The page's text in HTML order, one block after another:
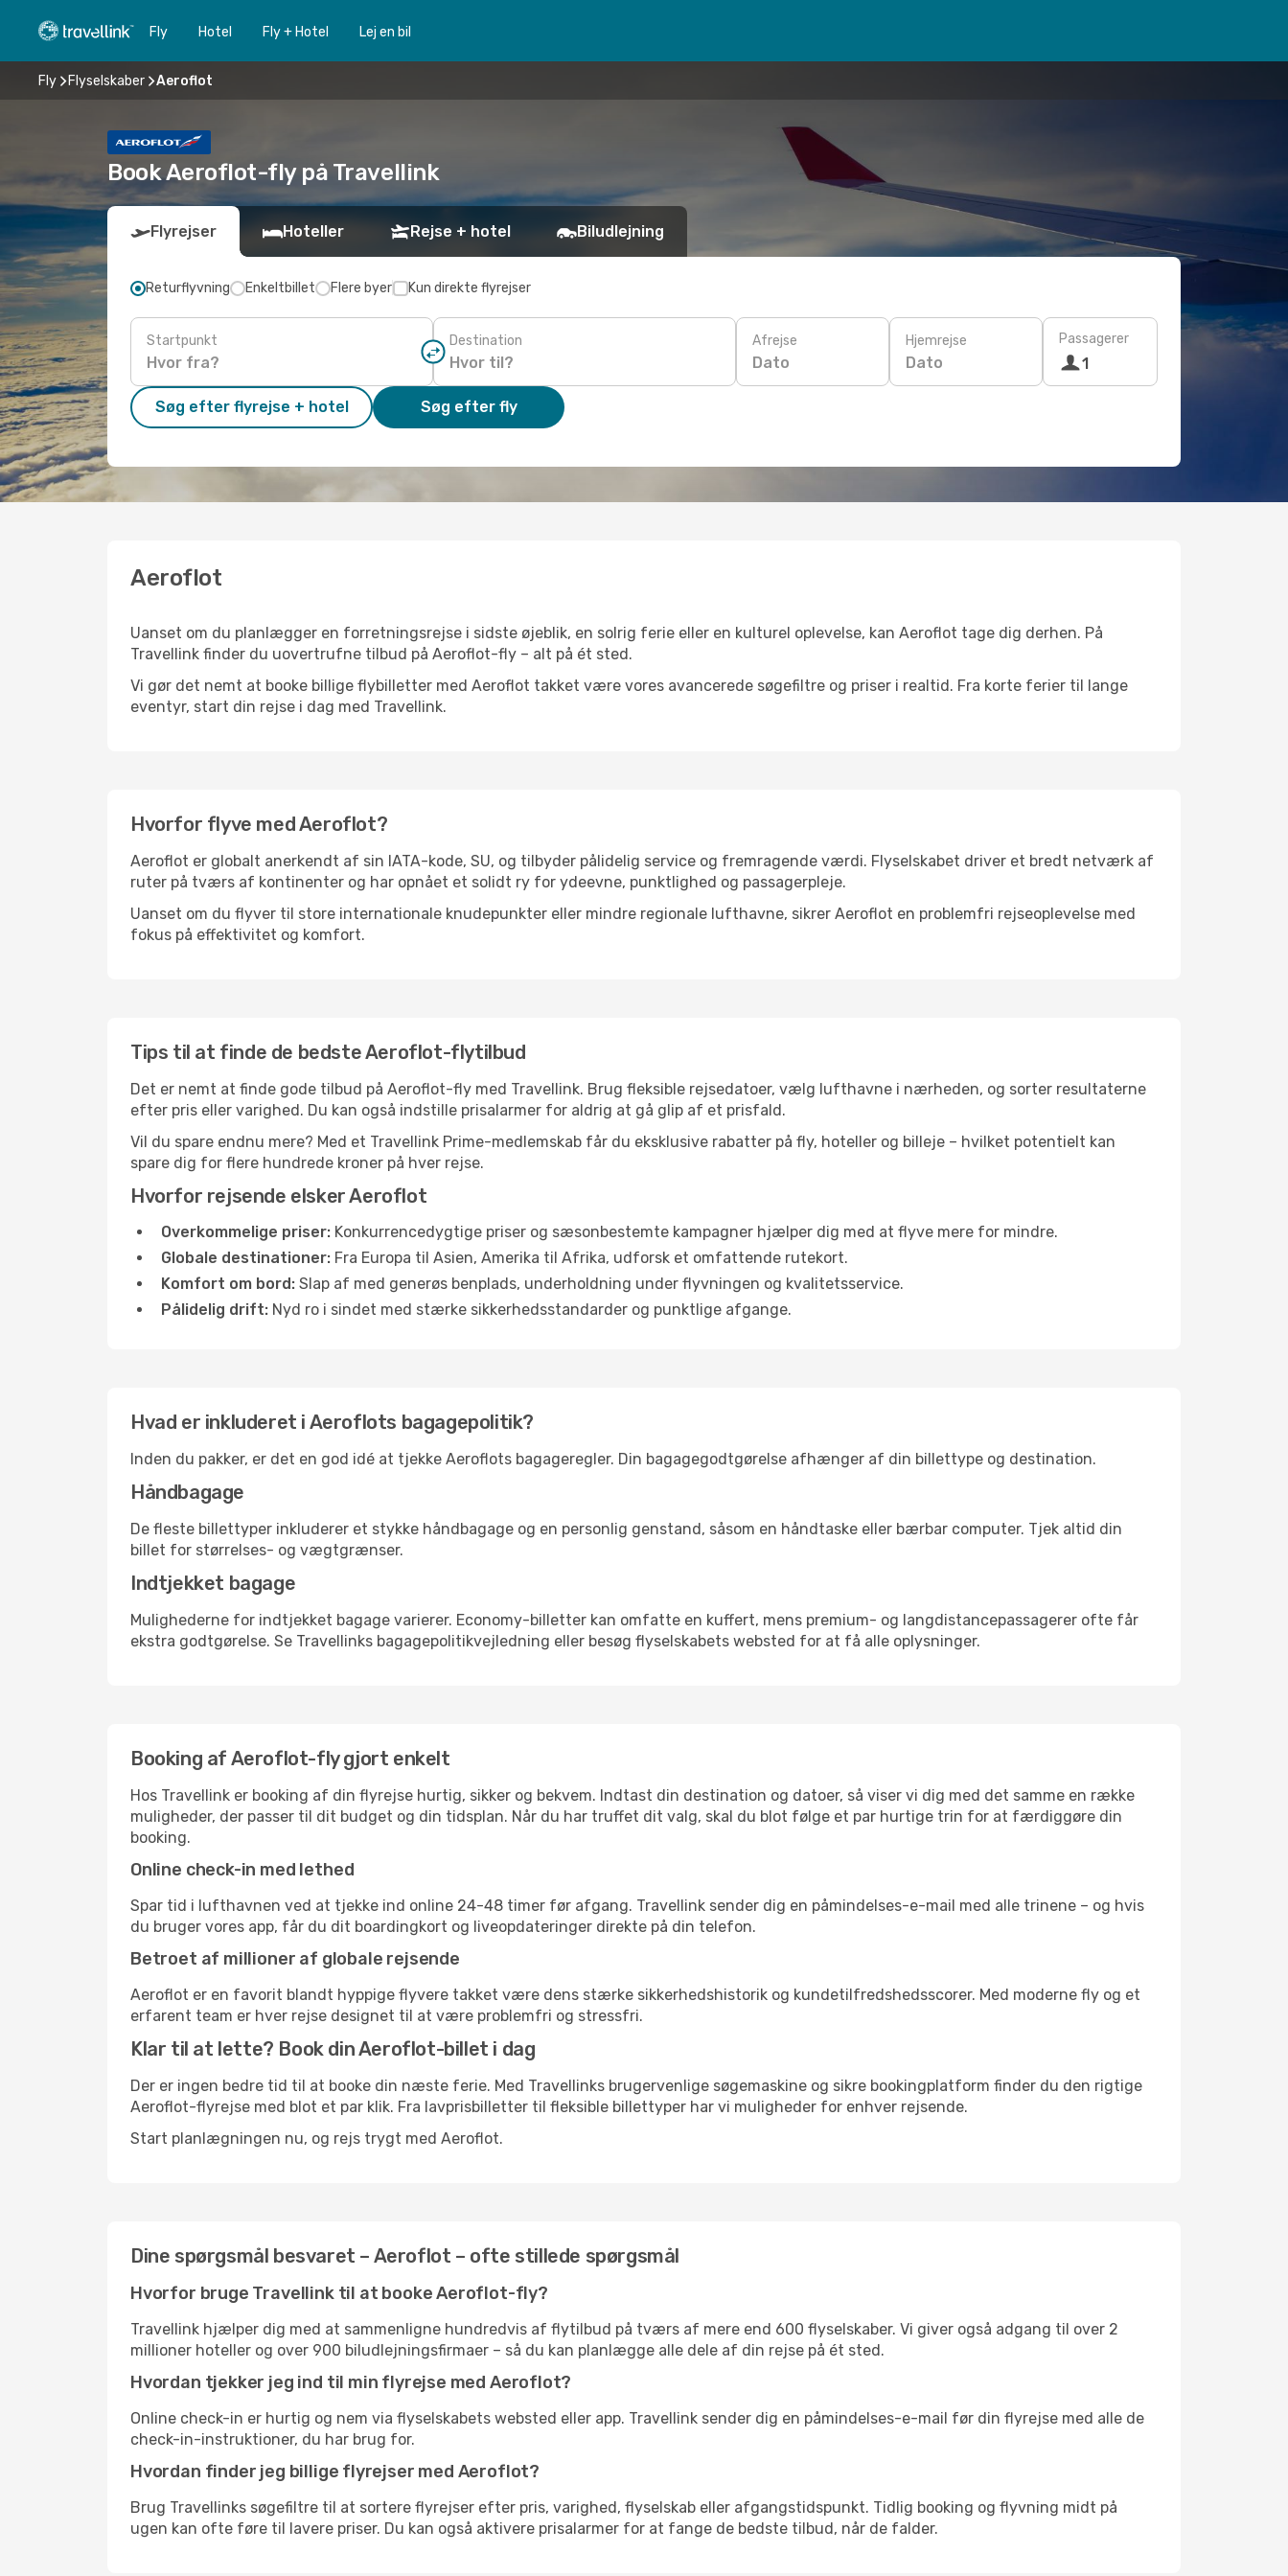
Fly Hotel Fly + Hotel Lej en bil
Fly Flyselskaber Aeroflot
Book Aeroflot-fly på Travellink
Flyrejser Hoteller Rejse + hotel Biludlejning
Returflyvning Enkeltbillet Flere byer Kun direkte flyrejser
Startpunkt Destination Afrejse
Dato
Hjemrejse
Dato
Passagerer
1
Søg efter flyrejse + hotel Søg efter fly
Aeroflot
Uanset om du planlægger en forretningsrejse i sidste øjeblik, en solrig ferie eller en kulturel oplevelse, kan Aeroflot tage dig derhen. På
Travellink finder du uovertrufne tilbud på Aeroflot-fly – alt på ét sted.
Vi gør det nemt at booke billige flybilletter med Aeroflot takket være vores avancerede søgefiltre og priser i realtid. Fra korte ferier til lange
eventyr, start din rejse i dag med Travellink.
Hvorfor flyve med Aeroflot?
Aeroflot er globalt anerkendt af sin IATA-kode, SU, og tilbyder pålidelig service og fremragende værdi. Flyselskabet driver et bredt netværk af
ruter på tværs af kontinenter og har opnået et solidt ry for ydeevne, punktlighed og passagerpleje.
Uanset om du flyver til store internationale knudepunkter eller mindre regionale lufthavne, sikrer Aeroflot en problemfri rejseoplevelse med
fokus på effektivitet og komfort.
Tips til at finde de bedste Aeroflot-flytilbud
Det er nemt at finde gode tilbud på Aeroflot-fly med Travellink. Brug fleksible rejsedatoer, vælg lufthavne i nærheden, og sorter resultaterne
efter pris eller varighed. Du kan også indstille prisalarmer for aldrig at gå glip af et prisfald.
Vil du spare endnu mere? Med et Travellink Prime-medlemskab får du eksklusive rabatter på fly, hoteller og billeje – hvilket potentielt kan
spare dig for flere hundrede kroner på hver rejse.
Hvorfor rejsende elsker Aeroflot
Overkommelige priser: Konkurrencedygtige priser og sæsonbestemte kampagner hjælper dig med at flyve mere for mindre.
Globale destinationer: Fra Europa til Asien, Amerika til Afrika, udforsk et omfattende rutekort.
Komfort om bord: Slap af med generøs benplads, underholdning under flyvningen og kvalitetsservice.
Pålidelig drift: Nyd ro i sindet med stærke sikkerhedsstandarder og punktlige afgange.
Hvad er inkluderet i Aeroflots bagagepolitik?
Inden du pakker, er det en god idé at tjekke Aeroflots bagageregler. Din bagagegodtgørelse afhænger af din billettype og destination.
Håndbagage
De fleste billettyper inkluderer et stykke håndbagage og en personlig genstand, såsom en håndtaske eller bærbar computer. Tjek altid din
billet for størrelses- og vægtgrænser.
Indtjekket bagage
Mulighederne for indtjekket bagage varierer. Economy-billetter kan omfatte en kuffert, mens premium- og langdistancepassagerer ofte får
ekstra godtgørelse. Se Travellinks bagagepolitikvejledning eller besøg flyselskabets websted for at få alle oplysninger.
Booking af Aeroflot-fly gjort enkelt
Hos Travellink er booking af din flyrejse hurtig, sikker og bekvem. Indtast din destination og datoer, så viser vi dig med det samme en række
muligheder, der passer til dit budget og din tidsplan. Når du har truffet dit valg, skal du blot følge et par hurtige trin for at færdiggøre din
booking.
Online check-in med lethed
Spar tid i lufthavnen ved at tjekke ind online 24-48 timer før afgang. Travellink sender dig en påmindelses-e-mail med alle trinene – og hvis
du bruger vores app, får du dit boardingkort og liveopdateringer direkte på din telefon.
Betroet af millioner af globale rejsende
Aeroflot er en favorit blandt hyppige flyvere takket være dens stærke sikkerhedshistorik og kundetilfredshedsscorer. Med moderne fly og et
erfarent team er hver rejse designet til at være problemfri og stressfri.
Klar til at lette? Book din Aeroflot-billet i dag
Der er ingen bedre tid til at booke din næste ferie. Med Travellinks brugervenlige søgemaskine og sikre bookingplatform finder du den rigtige
Aeroflot-flyrejse med blot et par klik. Fra lavprisbilletter til fleksible billettyper har vi muligheder for enhver rejsende.
Start planlægningen nu, og rejs trygt med Aeroflot.
Dine spørgsmål besvaret – Aeroflot – ofte stillede spørgsmål
Hvorfor bruge Travellink til at booke Aeroflot-fly?
Travellink hjælper dig med at sammenligne hundredvis af flytilbud på tværs af mere end 600 flyselskaber. Vi giver også adgang til over 2
millioner hoteller og over 900 biludlejningsfirmaer – så du kan planlægge alle dele af din rejse på ét sted.
Hvordan tjekker jeg ind til min flyrejse med Aeroflot?
Online check-in er hurtig og nem via flyselskabets websted eller app. Travellink sender dig en påmindelses-e-mail før din flyrejse med alle de
check-in-instruktioner, du har brug for.
Hvordan finder jeg billige flyrejser med Aeroflot?
Brug Travellinks søgefiltre til at sortere flyrejser efter pris, varighed, flyselskab eller afgangstidspunkt. Tidlig booking og flyvning midt på
ugen kan ofte føre til lavere priser. Du kan også aktivere prisalarmer for at fange de bedste tilbud, når de falder.